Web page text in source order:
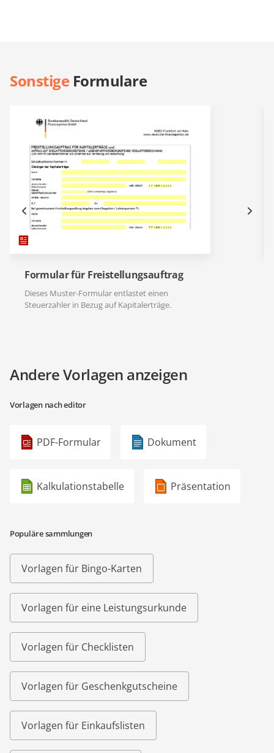
SonstigeFormulare
Formular für Freistellungsauftrag
Dieses Muster-Formular entlastet einen
Steuerzahler in Bezug auf Kapitalerträge.
Andere Vorlagen anzeigen
Vorlagen nach editor
PDF-Formular Dokument
Kalkulationstabelle Präsentation
Populäre sammlungen
Vorlagen für Bingo-Karten
Vorlagen für eine Leistungsurkunde
Vorlagen für Checklisten
Vorlagen für Geschenkgutscheine
Vorlagen für Einkaufslisten